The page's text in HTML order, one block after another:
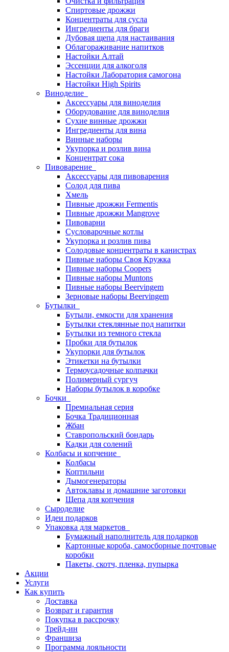
Спиртовые дрожжи
Концентраты для сусла
Ингредиенты для браги
Дубовая щепа для настаивания
Облагораживание напитков
Настойки Алтай
Эссенции для алкоголя
Настойки Лаборатория самогона
Настойки High Spirits
Виноделие
Аксессуары для виноделия
Оборудование для виноделия
Сухие винные дрожжи
Ингредиенты для вина
Винные наборы
Укупорка и розлив вина
Концентрат сока
Пивоварение
Аксессуары для пивоварения
Солод для пива
Хмель
Пивные дрожжи Fermentis
Пивные дрожжи Mangrove
Пивоварни
Сусловарочные котлы
Укупорка и розлив пива
Солодовые концентраты в канистрах
Пивные наборы Своя Кружка
Пивные наборы Coopers
Пивные наборы Muntons
Пивные наборы Beervingem
Зерновые наборы Beervingem
Бутылки
Бутыли, емкости для хранения
Бутылки стеклянные под напитки
Бутылки из темного стекла
Пробки для бутылок
Укупорки для бутылок
Этикетки на бутылки
Термоусадочные колпачки
Полимерный сургуч
Наборы бутылок в коробке
Бочки
Премиальная серия
Бочка Традиционная
Жбан
Ставропольский бондарь
Кадки для солений
Колбасы и копчение
Колбасы
Коптильни
Дымогенераторы
Автоклавы и домашние заготовки
Щепа для копчения
Сыроделие
Идеи подарков
Упаковка для маркетов
Бумажный наполнитель для подарков
Картонные короба, самосборные почтовые
коробки
Пакеты, скотч, пленка, пупырка
Акции
Услуги
Как купить
Доставка
Возврат и гарантия
Покупка в рассрочку
Трейд-ин
Франшиза
Программа лояльности